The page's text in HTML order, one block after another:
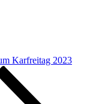
Karfreitag 2023